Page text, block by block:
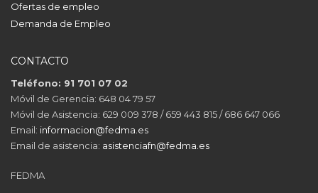
Ofertas de empleo
Demanda de Empleo
CONTACTO
Teléfono: 91 701 07 02
Móvil de Gerencia: 648 04 79 57
Móvil de Asistencia: 629 009 378 / 659 443 815 / 686 647 066
Email: informacion@fedma.es
Email de asistencia: asistenciafn@fedma.es
FEDMA